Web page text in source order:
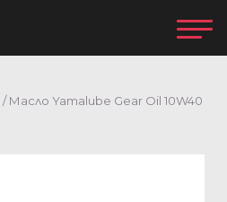
/ Масло Yamalube Gear Oil 10W40